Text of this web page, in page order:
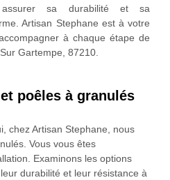
assurer sa durabilité et sa
Artisan Stephane est à votre
à chaque étape de
Gartempe, 87210.
poêles à granulés
chez Artisan Stephane, nous
Vous vous êtes
Examinons les options
durabilité et leur résistance à